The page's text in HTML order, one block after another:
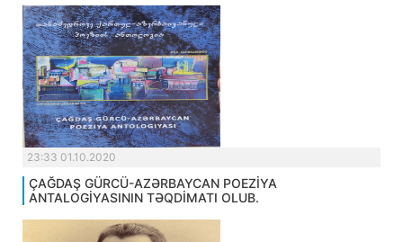
23:33 01.10.2020
ÇAĞDAŞ GÜRCÜ-AZƏRBAYCAN POEZİYA
ANTALOGİYASININ TƏQDİMATI OLUB.